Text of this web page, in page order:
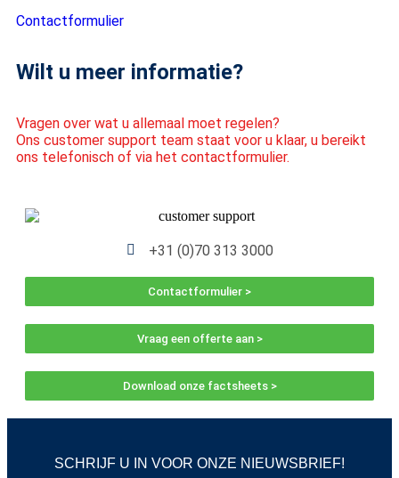
Wilt u meer informatie?
Vragen over wat u allemaal moet regelen?
Ons customer support team staat voor u klaar, u bereikt
ons telefonisch of via het contactformulier.
+31 (0)70 313 3000
Contactformulier >
Vraag een offerte aan >
Download onze factsheets >
Contactformulier
SCHRIJF U IN VOOR ONZE NIEUWSBRIEF!